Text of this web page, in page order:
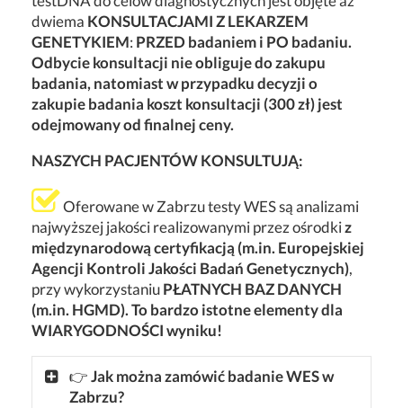
dwiema KONSULTACJAMI Z LEKARZEM
GENETYKIEM:PRZED badaniem i PO badaniu.
Odbycie konsultacji nie obliguje do zakupu
badania, natomiast w przypadku decyzji o
zakupie badania koszt konsultacji (300 zł) jest
odejmowany od finalnej ceny.
NASZYCH PACJENTÓW KONSULTUJĄ:
Oferowane w Zabrzu testy WES są analizami
najwyższej jakości realizowanymi przez ośrodkiz
międzynarodową certyfikacją (m.in. Europejskiej
Agencji Kontroli Jakości Badań Genetycznych),
przy wykorzystaniuPŁATNYCH BAZ DANYCH
(m.in. HGMD). To bardzo istotne elementy dla
WIARYGODNOŚCI wyniku!
👉Jak można zamówić badanie WES w
Zabrzu?